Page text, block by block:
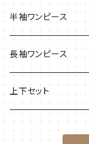
半袖ワンピース
長袖ワンピース
上下セット